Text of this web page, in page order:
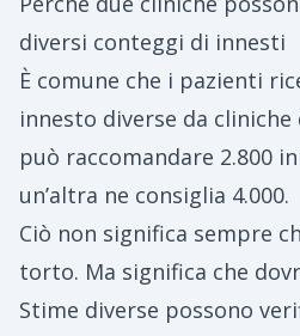
diversi conteggi di innesti
È comune che i pazienti
innesto diverse da cliniche
può raccomandare 2.800
un’altra ne consiglia 4.000.
Ciò non significa sempre
torto. Ma significa che
Stime diverse possono